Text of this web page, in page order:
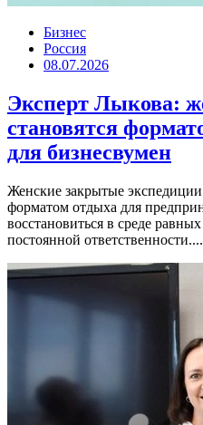
Бизнес
Россия
08.07.2026
Эксперт Лыкова:
становятся
для бизнесвумен
Женские закрытые
форматом отдыха для
восстановиться в среде
постоянной ответственности....